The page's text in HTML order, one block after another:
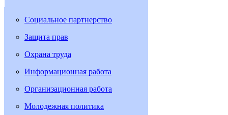
Социальное партнерство
Защита прав
Охрана труда
Информационная работа
Организационная работа
Молодежная политика